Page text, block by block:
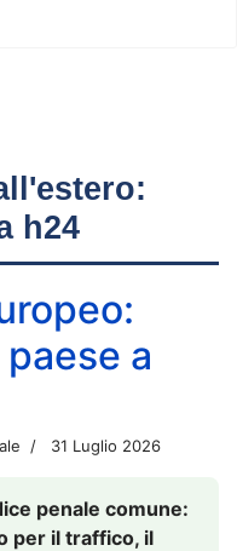
h24
a
31 Luglio 2026
penale comune:
per il traffico, il